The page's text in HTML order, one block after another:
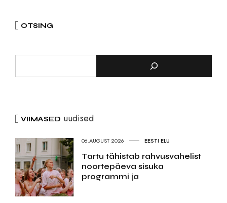
OTSING
VIIMASED uudised
06.AUGUST 2026 EESTI ELU
Tartu tähistab rahvusvahelist
noortepäeva sisuka
programmi ja